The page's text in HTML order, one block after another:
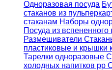
Одноразовая посуда
стаканов из
стаканам Наборы
Посуда из вспененного
Размешиватели
пластиковые и крышки
Тарелки одноразовые
холодных напитков pp